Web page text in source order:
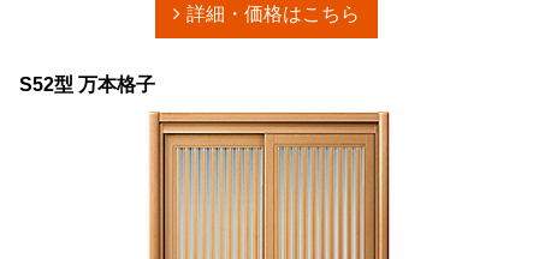
詳細・価格はこちら
S52型 万本格子